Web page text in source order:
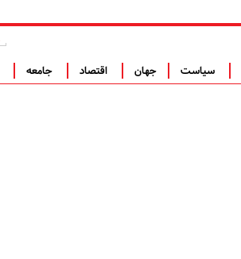
سیاست جهان اقتصاد جامعه